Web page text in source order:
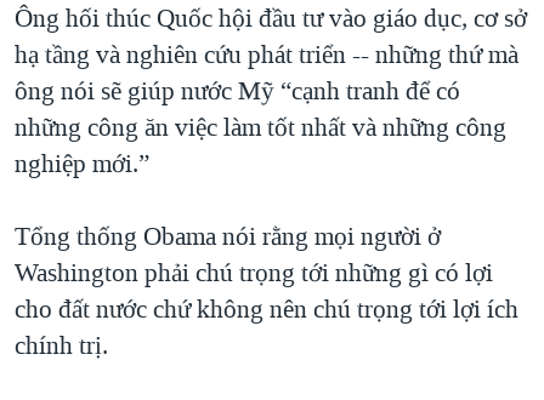
Ông hối thúc Quốc hội đầu tư vào giáo dục, cơ sở
hạ tầng và nghiên cứu phát triển -- những thứ mà
ông nói sẽ giúp nước Mỹ “cạnh tranh để có
những công ăn việc làm tốt nhất và những công
nghiệp mới.”
Tổng thống Obama nói rằng mọi người ở
Washington phải chú trọng tới những gì có lợi
cho đất nước chứ không nên chú trọng tới lợi ích
chính trị.